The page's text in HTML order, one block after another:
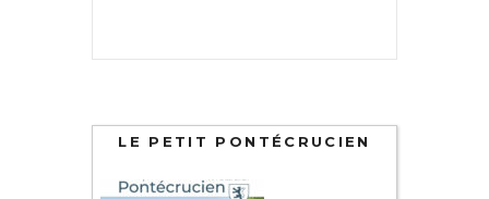
LE PETIT PONTÉCRUCIEN